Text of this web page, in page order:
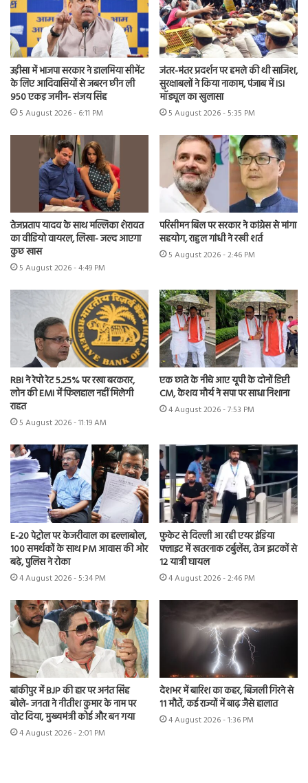
उड़ीसा में भाजपा सरकार ने डालमिया सीमेंट
के लिए आदिवासियों से जबरन छीन ली
950 एकड़ जमीन- संजय सिंह
5 August 2026 - 6:11 PM
जंतर-मंतर प्रदर्शन पर हमले की थी साजिश,
सुरक्षाबलों ने किया नाकाम, पंजाब में ISI
मॉड्यूल का खुलासा
5 August 2026 - 5:35 PM
तेजप्रताप यादव के साथ मल्लिका शेरावत
का वीडियो वायरल, लिखा- जल्द आएगा
कुछ खास
5 August 2026 - 4:49 PM
परिसीमन बिल पर सरकार ने कांग्रेस से मांगा
सहयोग, राहुल गांधी ने रखी शर्त
5 August 2026 - 2:46 PM
RBI ने रेपो रेट 5.25% पर रखा बरकरार,
लोन की EMI में फिलहाल नहीं मिलेगी
राहत
5 August 2026 - 11:19 AM
एक छाते के नीचे आए यूपी के दोनों डिप्टी
CM, केशव मौर्य ने सपा पर साधा निशाना
4 August 2026 - 7:53 PM
E-20 पेट्रोल पर केजरीवाल का हल्लाबोल,
100 समर्थकों के साथ PM आवास की ओर
बढ़े, पुलिस ने रोका
4 August 2026 - 5:34 PM
फुकेट से दिल्ली आ रही एयर इंडिया
फ्लाइट में खतरनाक टर्बुलेंस, तेज झटकों से
12 यात्री घायल
4 August 2026 - 2:46 PM
बांकीपुर में BJP की हार पर अनंत सिंह
बोले- जनता ने नीतीश कुमार के नाम पर
वोट दिया, मुख्यमंत्री कोई और बन गया
4 August 2026 - 2:01 PM
देशभर में बारिश का कहर, बिजली गिरने से
11 मौतें, कई राज्यों में बाढ़ जैसे हालात
4 August 2026 - 1:36 PM